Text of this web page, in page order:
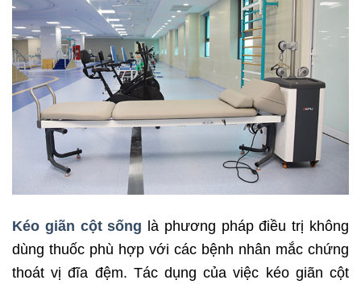
Kéo giãn cột sống là phương pháp điều trị không
dùng thuốc phù hợp với các bệnh nhân mắc chứng
thoát vị đĩa đệm. Tác dụng của việc kéo giãn cột